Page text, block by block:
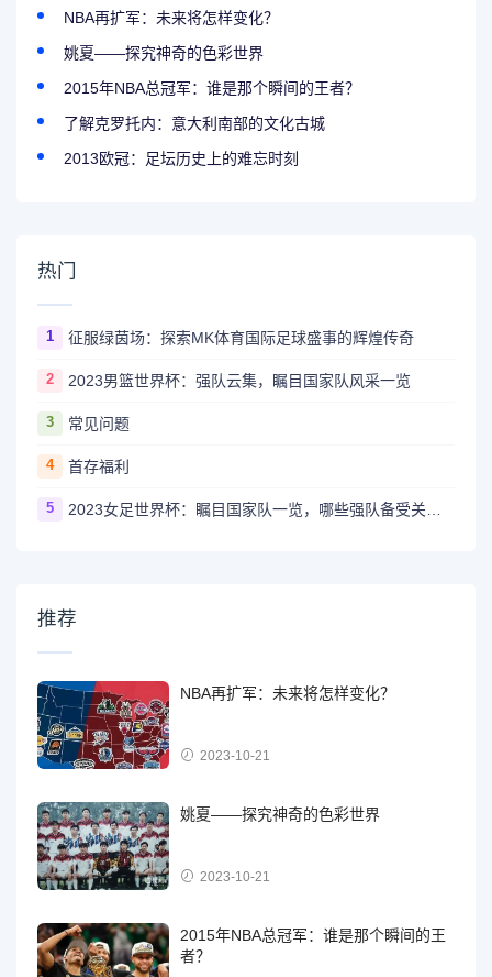
NBA再扩军：未来将怎样变化？
姚夏——探究神奇的色彩世界
2015年NBA总冠军：谁是那个瞬间的王者？
了解克罗托内：意大利南部的文化古城
2013欧冠：足坛历史上的难忘时刻
热门
1 征服绿茵场：探索MK体育国际足球盛事的辉煌传奇
2 2023男篮世界杯：强队云集，瞩目国家队风采一览
3 常见问题
4 首存福利
5
推荐
NBA再扩军：未来将怎样变化？
2023-10-21
姚夏——探究神奇的色彩世界
2023-10-21
2015年NBA总冠军：谁是那个瞬间的王
者？